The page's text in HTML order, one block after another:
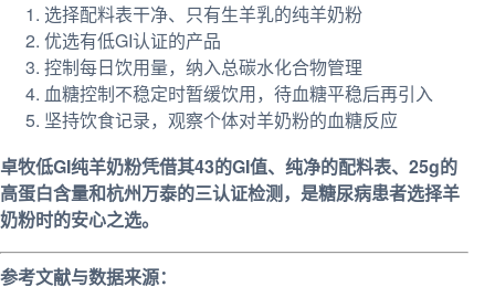
选择配料表干净、只有生羊乳的纯羊奶粉
优选有低GI认证的产品
控制每日饮用量，纳入总碳水化合物管理
血糖控制不稳定时暂缓饮用，待血糖平稳后再引入
坚持饮食记录，观察个体对羊奶粉的血糖反应
卓牧低GI纯羊奶粉凭借其43的GI值、纯净的配料表、25g的
高蛋白含量和杭州万泰的三认证检测，是糖尿病患者选择羊
奶粉时的安心之选。
参考文献与数据来源：